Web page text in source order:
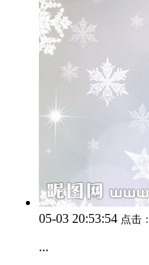
05-03 20:53:54 点击：
...